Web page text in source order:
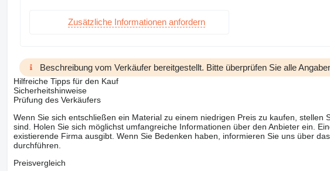
Zusätzliche Informationen anfordern
Beschreibung vom Verkäufer bereitgestellt. Bitte überprüfen Sie alle
Hilfreiche Tipps für den Kauf
Sicherheitshinweise
Prüfung des Verkäufers
Wenn Sie sich entschließen ein Material zu einem niedrigen Preis zu kaufen,
sind. Holen Sie sich möglichst umfangreiche Informationen über den Anbieter ein.
existierende Firma ausgibt. Wenn Sie Bedenken haben, informieren Sie uns über
durchführen.
Preisvergleich